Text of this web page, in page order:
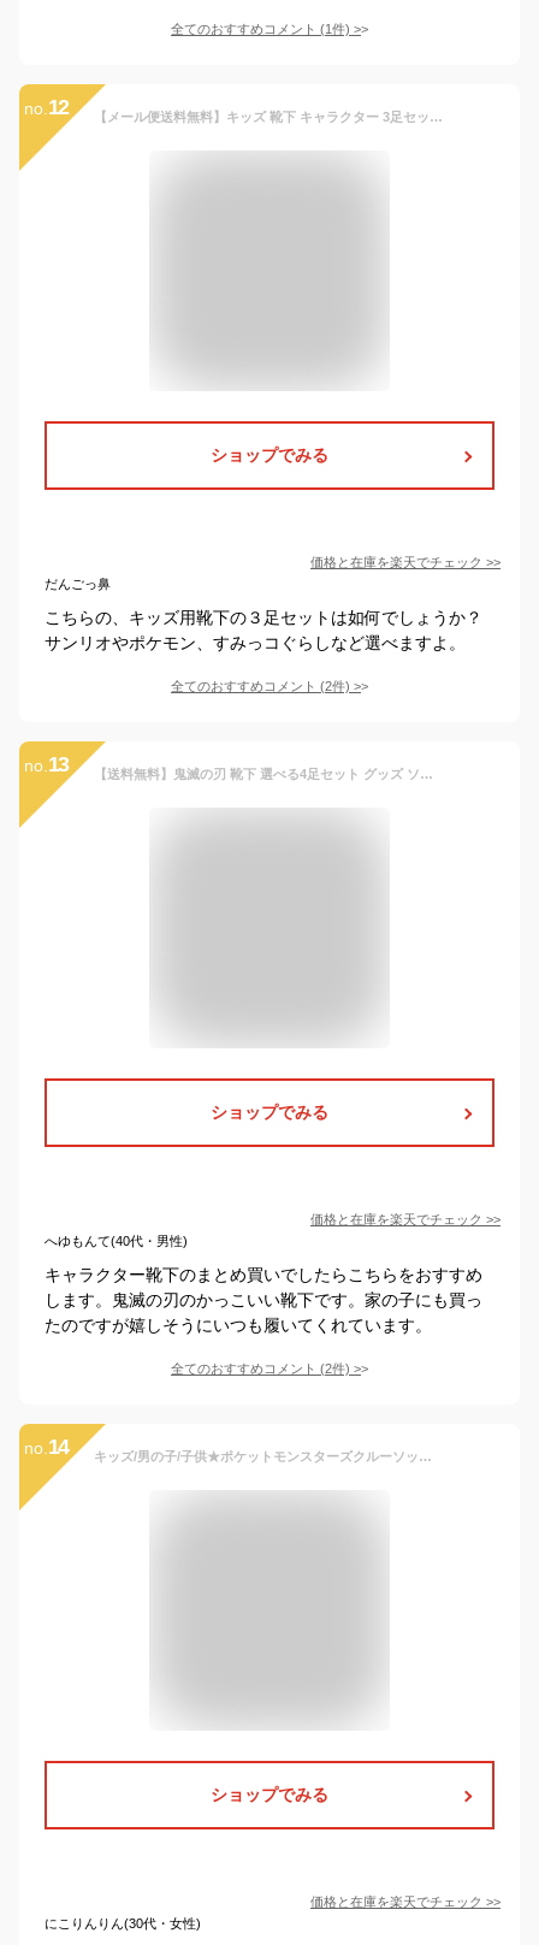
全てのおすすめコメント (1件) >
no. 12 【メール便送料無料】キッズ 靴下 キャラクター 3足セット 13～18cm | すみっコぐらし サンリオ セット すみっこぐらし しろくま ねこ とかげ ポケモン ピカチュウ ニャオハ ハンギョドン ソックス 子供 男の子 女の子 13cm 14cm 15cm 16cm 17cm 18cm くるぶしソックス 1140
ショップでみる
価格と在庫を楽天でチェック >>
だんごっ鼻
こちらの、キッズ用靴下の３足セットは如何でしょうか？
サンリオやポケモン、すみっコぐらしなど選べますよ。
全てのおすすめコメント (2件) >
no. 13 【送料無料】鬼滅の刃 靴下 選べる4足セット グッズ ソックス キャラクター 19〜24cm 子供 大人 炭治郎 禰豆子 善逸 伊之助 義勇 しのぶ 蜜璃 無一郎 魘夢
ショップでみる
価格と在庫を楽天でチェック >>
へゆもんて(40代・男性)
キャラクター靴下のまとめ買いでしたらこちらをおすすめ
します。鬼滅の刃のかっこいい靴下です。家の子にも買っ
たのですが嬉しそうにいつも履いてくれています。
全てのおすすめコメント (2件) >
no. 14 キッズ/男の子/子供★ポケットモンスターズクルーソックス/キャラクターソックス/靴下／ポケモン
ショップでみる
価格と在庫を楽天でチェック >>
にこりんりん(30代・女性)